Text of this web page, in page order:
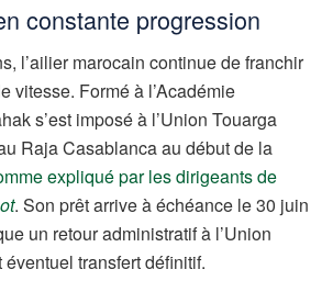
constante progression
l’ailier marocain continue de franchir
vitesse. Formé à l’Académie
s’est imposé à l’Union Touarga
Raja Casablanca au début de la
expliqué par les dirigeants de
. Son prêt arrive à échéance le 30 juin
un retour administratif à l’Union
transfert définitif.